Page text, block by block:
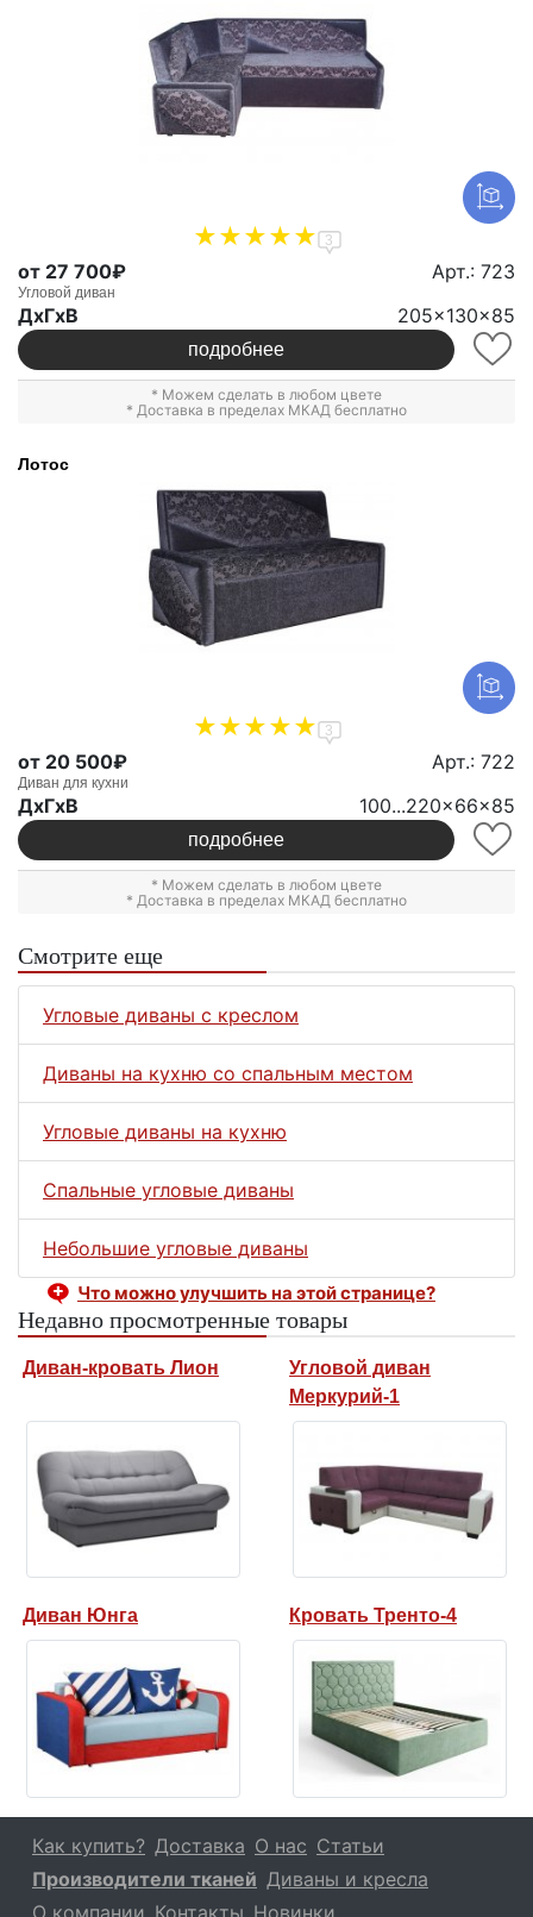
3
от 27 700₽ Арт.: 723
Угловой диван
ДxГxВ 205x130x85
подробнее
* Можем сделать в любом цвете
* Доставка в пределах МКАД бесплатно
Лотос
3
от 20 500₽ Арт.: 722
Диван для кухни
ДxГxВ 100...220x66x85
подробнее
* Можем сделать в любом цвете
* Доставка в пределах МКАД бесплатно
Смотрите еще
Угловые диваны с креслом
Диваны на кухню со спальным местом
Угловые диваны на кухню
Спальные угловые диваны
Небольшие угловые диваны
Что можно улучшить на этой странице?
Недавно просмотренные товары
Диван-кровать Лион
Угловой диван
Меркурий-1
Диван Юнга Кровать Тренто-4
Как купить? Доставка О нас Статьи
Производители тканей Диваны и кресла